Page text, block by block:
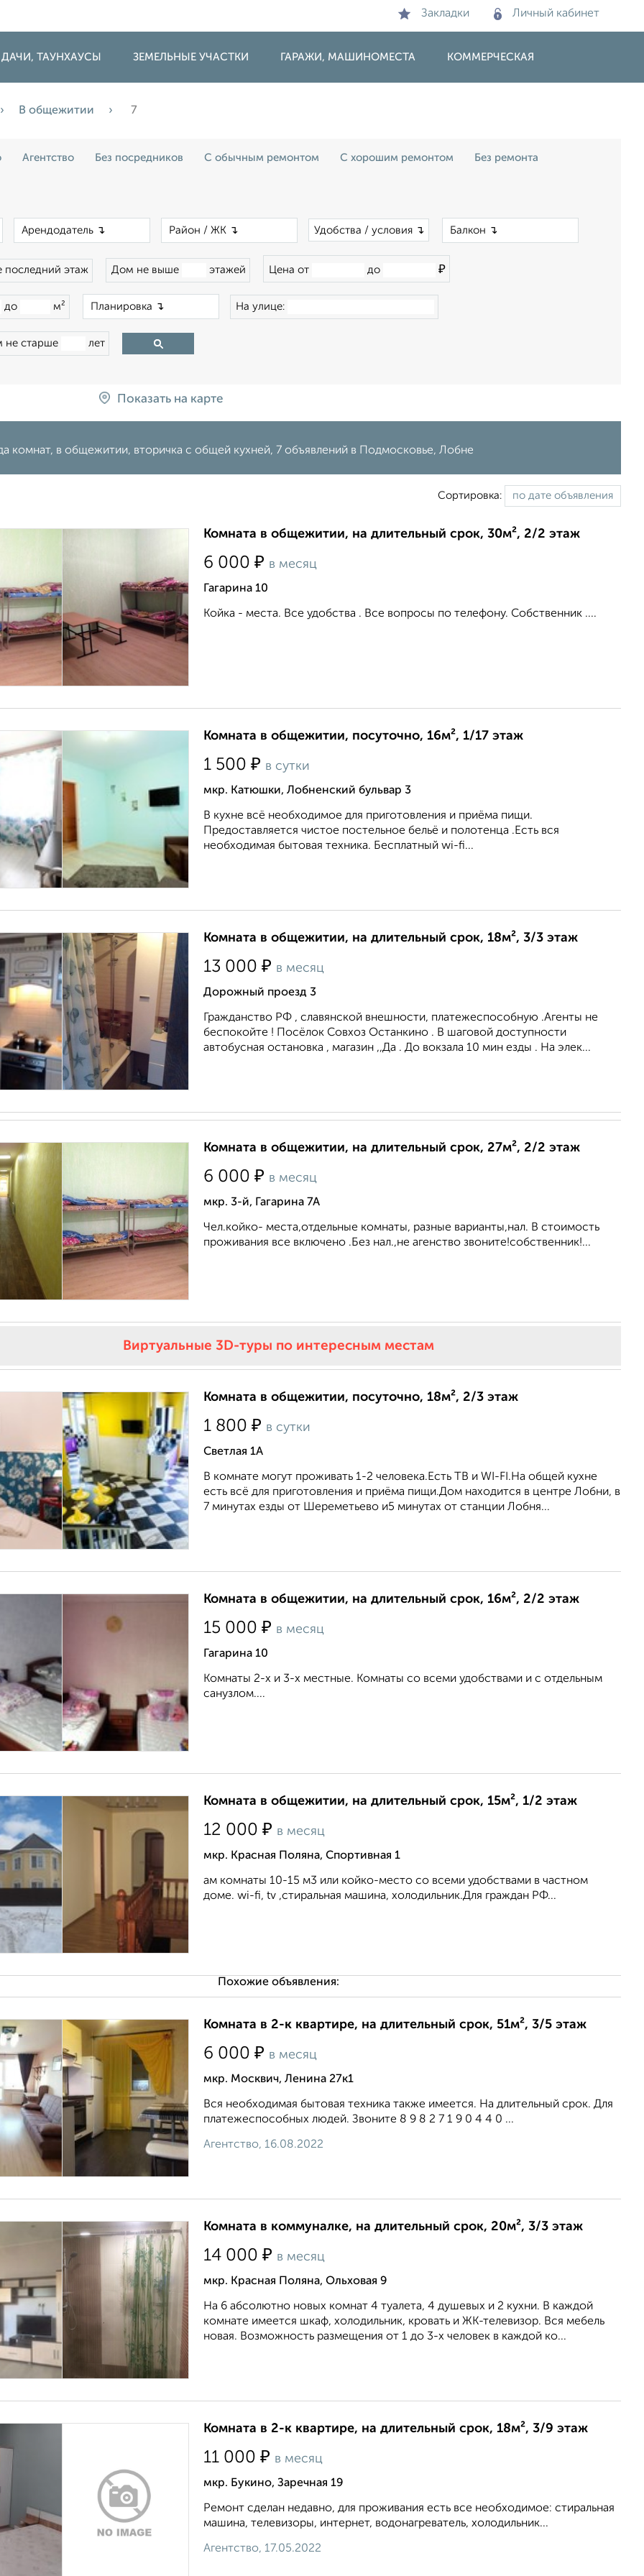
Закладки Личный кабинет
ТАУНХАУСЫ ЗЕМЕЛЬНЫЕ УЧАСТКИ ГАРАЖИ, МАШИНОМЕСТА КОММЕРЧЕСКАЯ
В общежитии 7
Агентство Без посредников С обычным ремонтом С хорошим ремонтом Без ремонта
Удобства / условия ↴
этаж Дом не выше этажей Цена от до ₽
до м² На улице:
не старше лет
Показать на карте
комнат, в общежитии, вторичка с общей кухней, 7 объявлений в Подмосковье, Лобне
Сортировка:
Комната в общежитии, на длительный срок, 30м², 2/2 этаж
6 000 ₽ в месяц
Гагарина 10
Койка - места. Все удобства . Все вопросы по телефону. Собственник ....
Комната в общежитии, посуточно, 16м², 1/17 этаж
1 500 ₽ в сутки
мкр. Катюшки, Лобненский бульвар 3
В кухне всё необходимое для приготовления и приёма пищи.
Предоставляется чистое постельное бельё и полотенца .Есть вся
необходимая бытовая техника. Бесплатный wi-fi...
Комната в общежитии, на длительный срок, 18м², 3/3 этаж
13 000 ₽ в месяц
Дорожный проезд 3
Гражданство РФ , славянской внешности, платежеспособную .Агенты не
беспокойте ! Посёлок Совхоз Останкино . В шаговой доступности
автобусная остановка , магазин ,,Да . До вокзала 10 мин езды . На элек...
Комната в общежитии, на длительный срок, 27м², 2/2 этаж
6 000 ₽ в месяц
мкр. 3-й, Гагарина 7А
Чел.койко- места,отдельные комнаты, разные варианты,нал. В стоимость
проживания все включено .Без нал.,не агенство звоните!собственник!...
Виртуальные 3D-туры по интересным местам
Комната в общежитии, посуточно, 18м², 2/3 этаж
1 800 ₽ в сутки
Светлая 1А
В комнате могут проживать 1-2 человека.Есть ТВ и WI-FI.На общей кухне
есть всё для приготовления и приёма пищи.Дом находится в центре Лобни, в
7 минутах езды от Шереметьево и5 минутах от станции Лобня...
Комната в общежитии, на длительный срок, 16м², 2/2 этаж
15 000 ₽ в месяц
Гагарина 10
Комнаты 2-х и 3-х местные. Комнаты со всеми удобствами и с отдельным
санузлом....
Комната в общежитии, на длительный срок, 15м², 1/2 этаж
12 000 ₽ в месяц
мкр. Красная Поляна, Спортивная 1
ам комнаты 10-15 м3 или койко-место со всеми удобствами в частном
доме. wi-fi, tv ,стиральная машина, холодильник.Для граждан РФ...
Похожие объявления:
Комната в 2-к квартире, на длительный срок, 51м², 3/5 этаж
6 000 ₽ в месяц
мкр. Москвич, Ленина 27к1
Вся необходимая бытовая техника также имеется. На длительный срок. Для
платежеспособных людей. Звоните 8 9 8 2 7 1 9 0 4 4 0 ...
Агентство, 16.08.2022
Комната в коммуналке, на длительный срок, 20м², 3/3 этаж
14 000 ₽ в месяц
мкр. Красная Поляна, Ольховая 9
На 6 абсолютно новых комнат 4 туалета, 4 душевых и 2 кухни. В каждой
комнате имеется шкаф, холодильник, кровать и ЖК-телевизор. Вся мебель
новая. Возможность размещения от 1 до 3-х человек в каждой ко...
Комната в 2-к квартире, на длительный срок, 18м², 3/9 этаж
11 000 ₽ в месяц
мкр. Букино, Заречная 19
Ремонт сделан недавно, для проживания есть все необходимое: стиральная
машина, телевизоры, интернет, водонагреватель, холодильник...
Агентство, 17.05.2022